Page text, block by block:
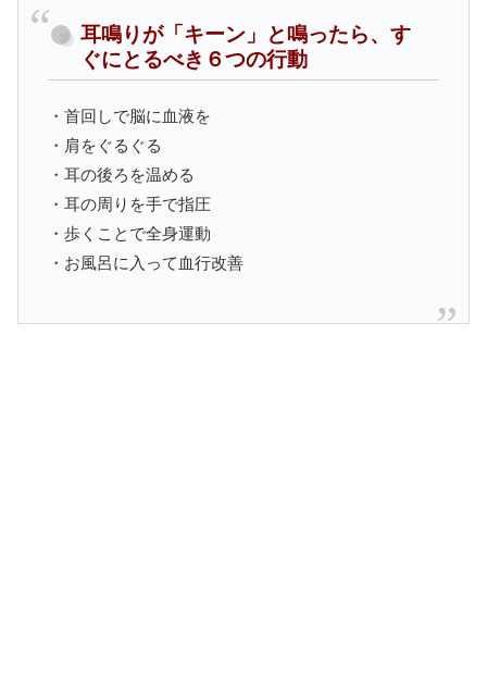
耳鳴りが「キーン」と鳴ったら、す
ぐにとるべき６つの行動
・首回しで脳に血液を
・肩をぐるぐる
・耳の後ろを温める
・耳の周りを手で指圧
・歩くことで全身運動
・お風呂に入って血行改善